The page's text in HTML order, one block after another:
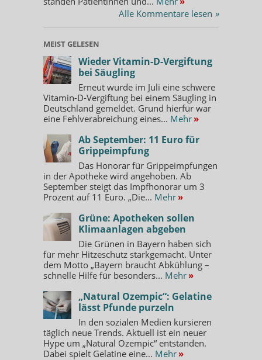
Alle Kommentare lesen »
MEIST GELESEN
Wieder Vitamin-D-Vergiftung
bei Säugling
Erneut wurde im Juli eine schwere
Vitamin-D-Vergiftung bei einem Säugling in
Deutschland gemeldet. Grund hierfür war
eine Fehlverabreichung eines... Mehr »
Ab September: 11 Euro für
Grippeimpfung
Das Honorar für Grippeimpfungen
in der Apotheke wird angehoben. Ab
September steigt das Impfhonorar um 3
Prozent auf 11 Euro. „Die... Mehr »
Grüne: Apotheken sollen
Klimaanlagen abgeben
Die Grünen in Bayern haben sich
für mehr Hitzeschutz starkgemacht. Unter
dem Motto „Bayern braucht Abkühlung –
schnelle Hilfe für besonders... Mehr »
„Natural Ozempic“: Gelatine
lässt Pfunde purzeln
In den sozialen Medien kursieren
täglich neue Trends. Aktuell ist ein neuer
Hype um „Natural Ozempic“ entstanden.
Dabei spielt Gelatine eine... Mehr »